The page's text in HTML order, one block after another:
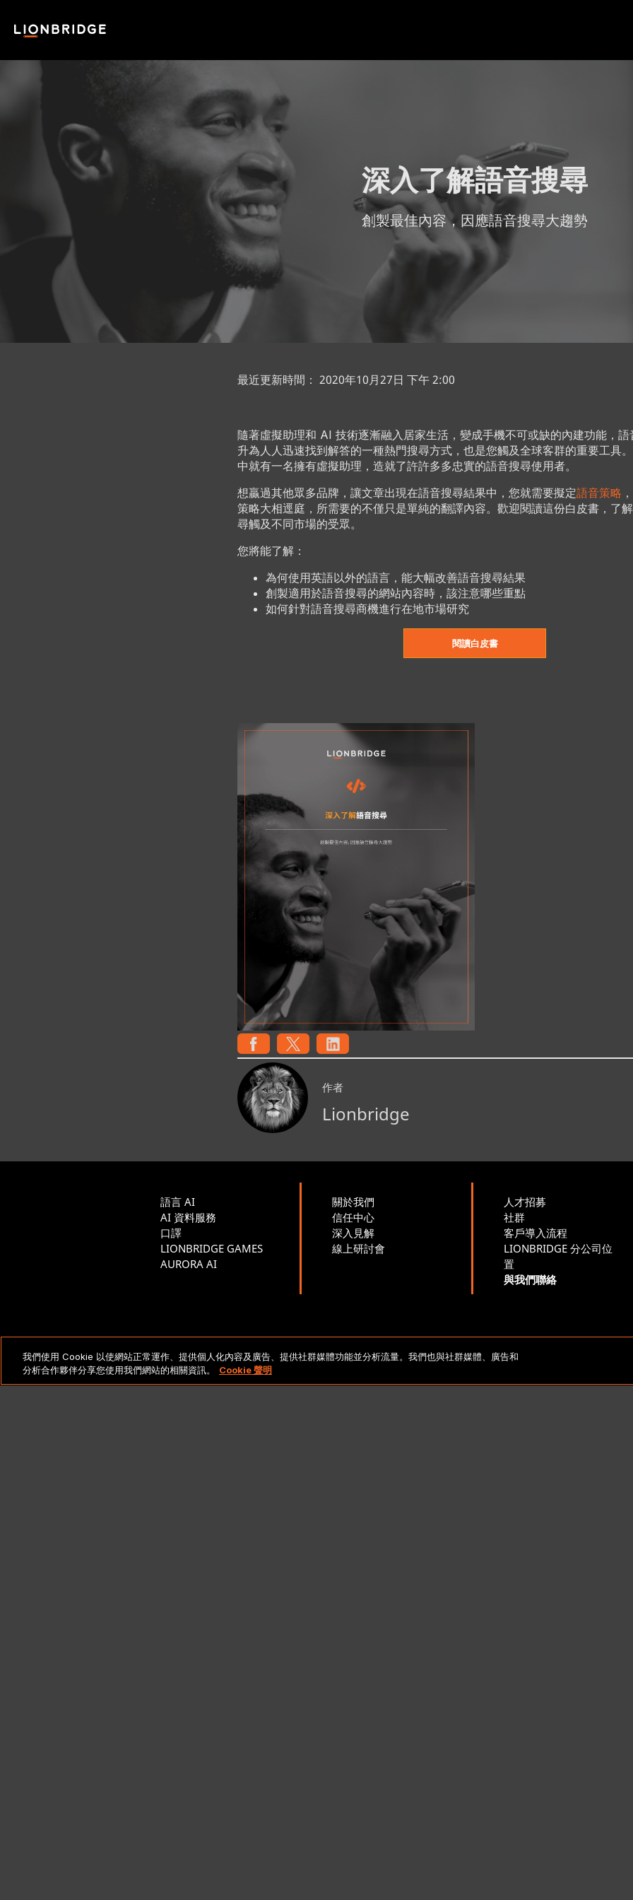
深入了解語音搜尋
創製最佳內容，因應語音搜尋大趨勢
最近更新時間： 2020年10月27日 下午 2:00
隨著虛擬助理和 AI 技術逐漸融入居家生活，變成手機不可或缺的內建功能，
升為人人迅速找到解答的一種熱門搜尋方式，也是您觸及全球客群的重要工具
中就有一名擁有虛擬助理，造就了許許多多忠實的語音搜尋使用者。
想贏過其他眾多品牌，讓文章出現在語音搜尋結果中，您就需要擬定語音策略
策略大相逕庭，所需要的不僅只是單純的翻譯內容。歡迎閱讀這份白皮書，了
尋觸及不同市場的受眾。
您將能了解：
為何使用英語以外的語言，能大幅改善語音搜尋結果
創製適用於語音搜尋的網站內容時，該注意哪些重點
如何針對語音搜尋商機進行在地市場研究
閱讀白皮書
作者
Lionbridge
語言 AI
AI 資料服務
口譯
LIONBRIDGE GAMES
AURORA AI
關於我們
信任中心
深入見解
線上研討會
人才招募
社群
客戶導入流程
LIONBRIDGE 分公司位
置
與我們聯絡
法律聲明與政策 Copyright 2026 Lionbridge Technologies, LLC. 著作權所有，並保留一
我們使用 Cookie 以使網站正常運作、提供個人化內容及廣告、提供社群媒體功能並分析流量。我們也與社群媒體、廣告和
分析合作夥伴分享您使用我們網站的相關資訊。
Cookie 聲明